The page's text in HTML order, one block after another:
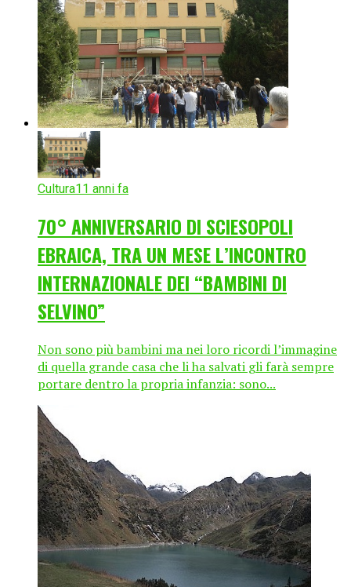
Cultura11 anni fa
70° ANNIVERSARIO DI SCIESOPOLI
EBRAICA, TRA UN MESE L’INCONTRO
INTERNAZIONALE DEI “BAMBINI DI
SELVINO”
Non sono più bambini ma nei loro ricordi l’immagine
di quella grande casa che li ha salvati gli farà sempre
portare dentro la propria infanzia: sono...